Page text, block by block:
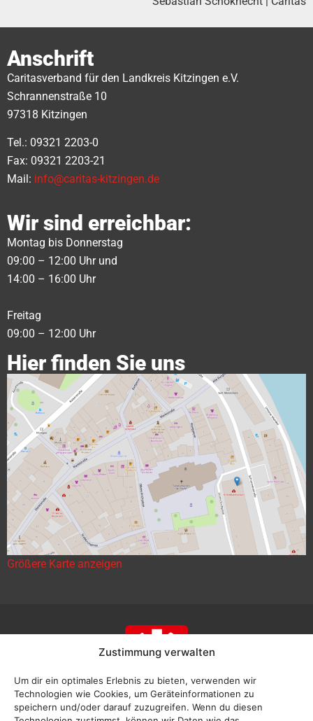
Zustimmung verwalten
Um dir ein optimales Erlebnis zu bieten, verwenden wir
Technologien wie Cookies, um Geräteinformationen zu
speichern und/oder darauf zuzugreifen. Wenn du diesen
Anschrift
Caritasverband für den Landkreis Kitzingen e.V.
Schrannenstraße 10
97318 Kitzingen
Tel.: 09321 2203-0
Fax: 09321 2203-21
Mail: info@caritas-kitzingen.de
Wir sind erreichbar:
Montag bis Donnerstag
09:00 – 12:00 Uhr und
14:00 – 16:00 Uhr
Freitag
09:00 – 12:00 Uhr
Hier finden Sie uns
Größere Karte anzeigen